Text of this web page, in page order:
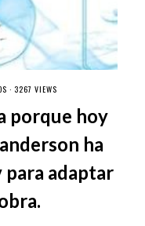
· 3267 VIEWS
porque hoy
ha
adaptar